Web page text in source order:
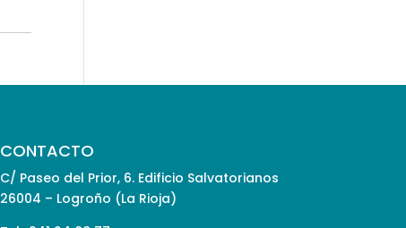
CONTACTO
C/ Paseo del Prior, 6. Edificio Salvatorianos
26004 – Logroño (La Rioja)